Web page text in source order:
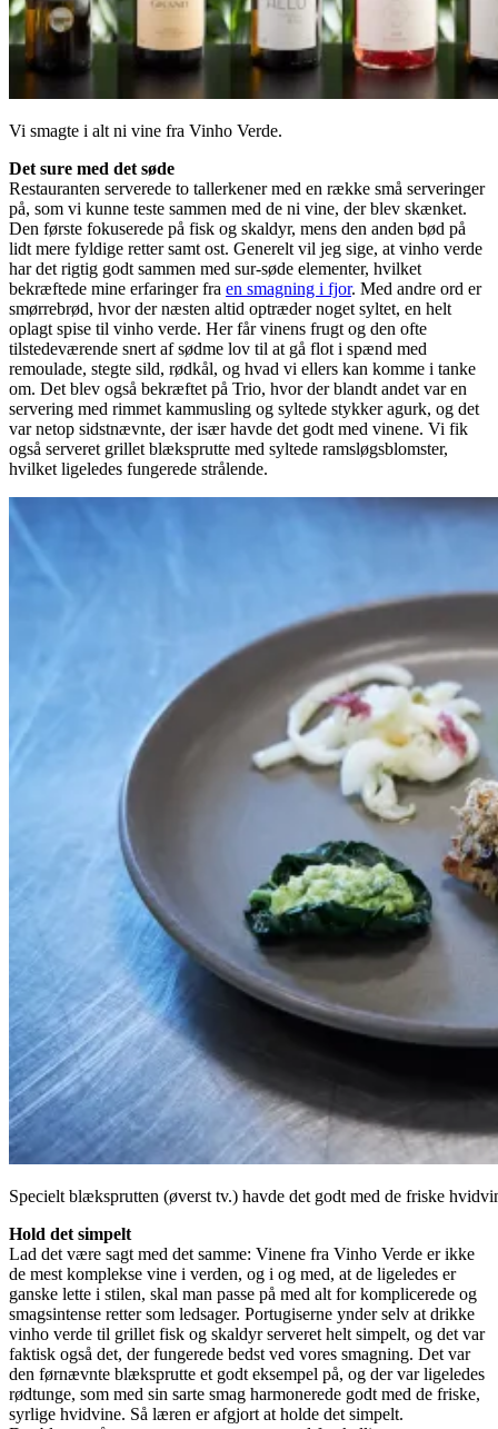
Vi smagte i alt ni vine fra Vinho Verde.
Det sure med det søde
Restauranten serverede to tallerkener med en række små serveringer
på, som vi kunne teste sammen med de ni vine, der blev skænket.
Den første fokuserede på fisk og skaldyr, mens den anden bød på
lidt mere fyldige retter samt ost. Generelt vil jeg sige, at vinho verde
har det rigtig godt sammen med sur-søde elementer, hvilket
bekræftede mine erfaringer fra en smagning i fjor. Med andre ord er
smørrebrød, hvor der næsten altid optræder noget syltet, en helt
oplagt spise til vinho verde. Her får vinens frugt og den ofte
tilstedeværende snert af sødme lov til at gå flot i spænd med
remoulade, stegte sild, rødkål, og hvad vi ellers kan komme i tanke
om. Det blev også bekræftet på Trio, hvor der blandt andet var en
servering med rimmet kammusling og syltede stykker agurk, og det
var netop sidstnævnte, der især havde det godt med vinene. Vi fik
også serveret grillet blæksprutte med syltede ramsløgsblomster,
hvilket ligeledes fungerede strålende.
Specielt blæksprutten (øverst tv.) havde det godt med de friske
Hold det simpelt
Lad det være sagt med det samme: Vinene fra Vinho Verde er ikke
de mest komplekse vine i verden, og i og med, at de ligeledes er
ganske lette i stilen, skal man passe på med alt for komplicerede og
smagsintense retter som ledsager. Portugiserne ynder selv at drikke
vinho verde til grillet fisk og skaldyr serveret helt simpelt, og det var
faktisk også det, der fungerede bedst ved vores smagning. Det var
den førnævnte blæksprutte et godt eksempel på, og der var ligeledes
rødtunge, som med sin sarte smag harmonerede godt med de friske,
syrlige hvidvine. Så læren er afgjort at holde det simpelt.